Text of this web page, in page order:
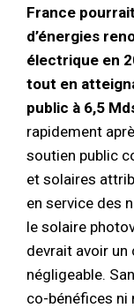
France
d’énergies
électrique en
tout en
public à 6,5
rapidement
soutien public
et solaires
en service des
le solaire
devrait avoir
négligeable.
co-bénéfices